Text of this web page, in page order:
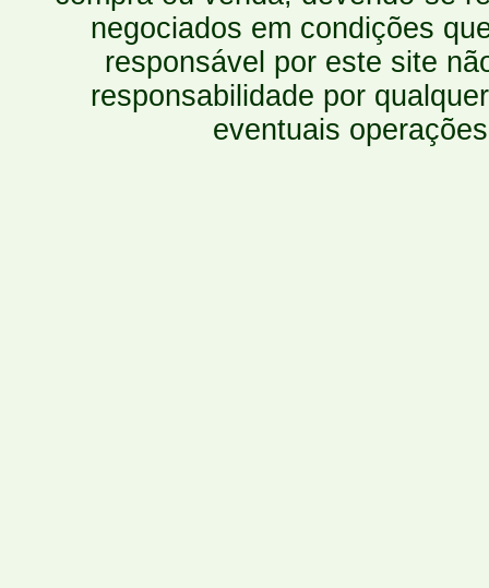
negociados em condições
responsável por este site
responsabilidade por
eventuais